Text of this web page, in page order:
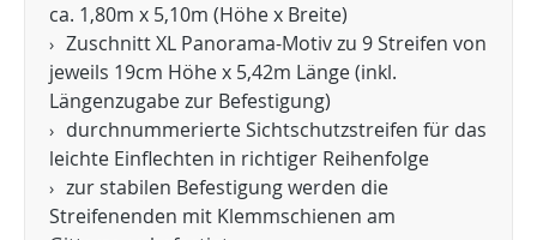
ca. 1,80m x 5,10m (Höhe x Breite)
Zuschnitt XL Panorama-Motiv zu 9 Streifen von
jeweils 19cm Höhe x 5,42m Länge (inkl.
Längenzugabe zur Befestigung)
durchnummerierte Sichtschutzstreifen für das
leichte Einflechten in richtiger Reihenfolge
zur stabilen Befestigung werden die
Streifenenden mit Klemmschienen am